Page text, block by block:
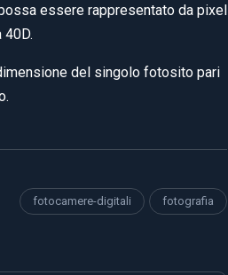
essere rappresentato da pixel
del singolo fotosito pari
fotocamere-digitali
fotografia